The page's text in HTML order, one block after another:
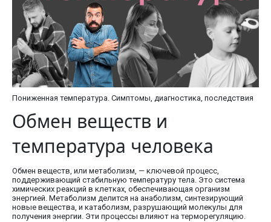
Пониженная температура. Симптомы, диагностика, последствия
Обмен веществ и
температура человека
Обмен веществ, или метаболизм, — ключевой процесс,
поддерживающий стабильную температуру тела. Это система
химических реакций в клетках, обеспечивающая организм
энергией. Метаболизм делится на анаболизм, синтезирующий
новые вещества, и катаболизм, разрушающий молекулы для
получения энергии. Эти процессы влияют на терморегуляцию.